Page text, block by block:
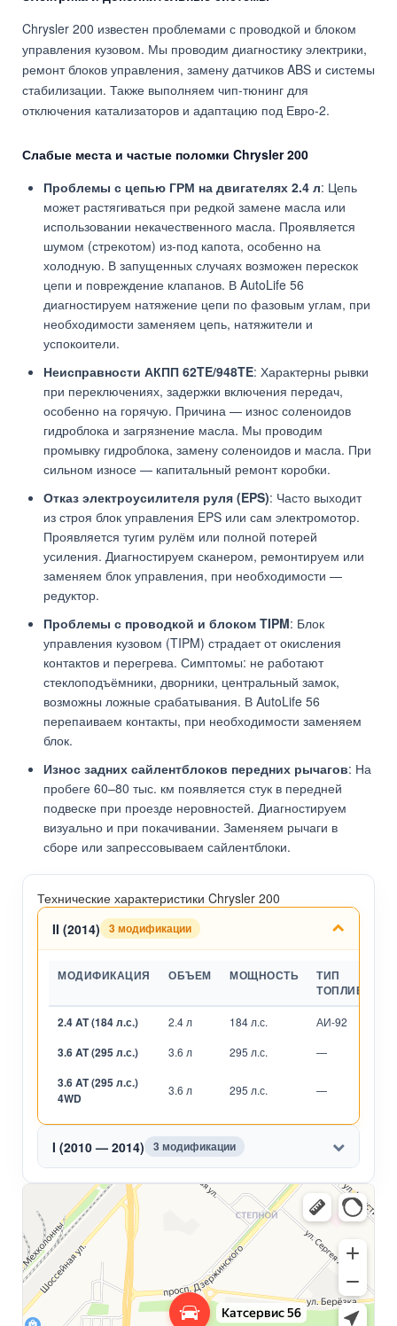
Chrysler 200 известен проблемами с проводкой и блоком
управления кузовом. Мы проводим диагностику электрики,
ремонт блоков управления, замену датчиков ABS и системы
стабилизации. Также выполняем чип-тюнинг для
отключения катализаторов и адаптацию под Евро-2.
Слабые места и частые поломки Chrysler 200
Проблемы с цепью ГРМ на двигателях 2.4 л: Цепь
может растягиваться при редкой замене масла или
использовании некачественного масла. Проявляется
шумом (стрекотом) из-под капота, особенно на
холодную. В запущенных случаях возможен перескок
цепи и повреждение клапанов. В AutoLife 56
диагностируем натяжение цепи по фазовым углам, при
необходимости заменяем цепь, натяжители и
успокоители.
Неисправности АКПП 62TE/948TE: Характерны рывки
при переключениях, задержки включения передач,
особенно на горячую. Причина — износ соленоидов
гидроблока и загрязнение масла. Мы проводим
промывку гидроблока, замену соленоидов и масла. При
сильном износе — капитальный ремонт коробки.
Отказ электроусилителя руля (EPS): Часто выходит
из строя блок управления EPS или сам электромотор.
Проявляется тугим рулём или полной потерей
усиления. Диагностируем сканером, ремонтируем или
заменяем блок управления, при необходимости —
редуктор.
Проблемы с проводкой и блоком TIPM: Блок
управления кузовом (TIPM) страдает от окисления
контактов и перегрева. Симптомы: не работают
стеклоподъёмники, дворники, центральный замок,
возможны ложные срабатывания. В AutoLife 56
перепаиваем контакты, при необходимости заменяем
блок.
Износ задних сайлентблоков передних рычагов: На
пробеге 60–80 тыс. км появляется стук в передней
подвеске при проезде неровностей. Диагностируем
визуально и при покачивании. Заменяем рычаги в
сборе или запрессовываем сайлентблоки.
Технические характеристики Chrysler 200
II (2014)
3 модификации
МОДИФИКАЦИЯ ОБЪЕМ МОЩНОСТЬ
ТИП
ТОПЛИВА
2.4 AT (184 л.с.) 2.4 л 184 л.с. АИ-92
3.6 AT (295 л.с.) 3.6 л 295 л.с. —
3.6 AT (295 л.с.)
4WD
3.6 л 295 л.с. —
I (2010 — 2014) 3 модификации